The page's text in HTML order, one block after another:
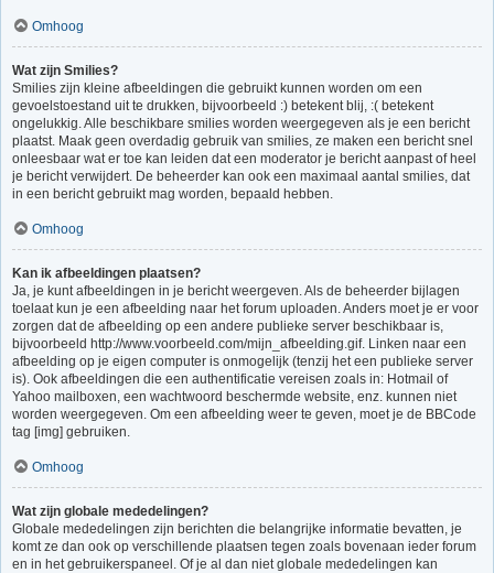
Omhoog
Wat zijn Smilies?
Smilies zijn kleine afbeeldingen die gebruikt kunnen worden om een
gevoelstoestand uit te drukken, bijvoorbeeld :) betekent blij, :( betekent
ongelukkig. Alle beschikbare smilies worden weergegeven als je een bericht
plaatst. Maak geen overdadig gebruik van smilies, ze maken een bericht snel
onleesbaar wat er toe kan leiden dat een moderator je bericht aanpast of heel
je bericht verwijdert. De beheerder kan ook een maximaal aantal smilies, dat
in een bericht gebruikt mag worden, bepaald hebben.
Omhoog
Kan ik afbeeldingen plaatsen?
Ja, je kunt afbeeldingen in je bericht weergeven. Als de beheerder bijlagen
toelaat kun je een afbeelding naar het forum uploaden. Anders moet je er voor
zorgen dat de afbeelding op een andere publieke server beschikbaar is,
bijvoorbeeld http://www.voorbeeld.com/mijn_afbeelding.gif. Linken naar een
afbeelding op je eigen computer is onmogelijk (tenzij het een publieke server
is). Ook afbeeldingen die een authentificatie vereisen zoals in: Hotmail of
Yahoo mailboxen, een wachtwoord beschermde website, enz. kunnen niet
worden weergegeven. Om een afbeelding weer te geven, moet je de BBCode
tag [img] gebruiken.
Omhoog
Wat zijn globale mededelingen?
Globale mededelingen zijn berichten die belangrijke informatie bevatten, je
komt ze dan ook op verschillende plaatsen tegen zoals bovenaan ieder forum
en in het gebruikerspaneel. Of je al dan niet globale mededelingen kan